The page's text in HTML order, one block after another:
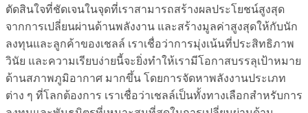
ตัดสินใจที่ชัดเจนในจุดที่เราสามารถสร้างผลประโยชน์สูงสุด
จากการเปลี่ยนผ่านด้านพลังงาน และสร้างมูลค่าสูงสุดให้กับนัก
ลงทุนและลูกค้าของเชลล์ เราเชื่อว่าการมุ่งเน้นที่ประสิทธิภาพ
วินัย และความเรียบง่ายนี้จะยิ่งทำให้เรามีโอกาสบรรลุเป้าหมาย
ด้านสภาพภูมิอากาศ มากขึ้น โดยการจัดหาพลังงานประเภท
ต่าง ๆ ที่โลกต้องการ เราเชื่อว่าเชลล์เป็นทั้งทางเลือกสำหรับการ